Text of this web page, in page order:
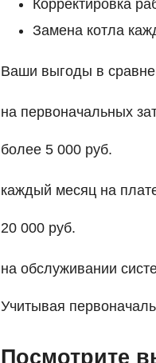
Корректировка
Замена котла
Ваши выгоды в
на первоначальных
более 5 000 руб.
каждый месяц на
20 000 руб.
на обслуживании
Учитывая
Посмотрите